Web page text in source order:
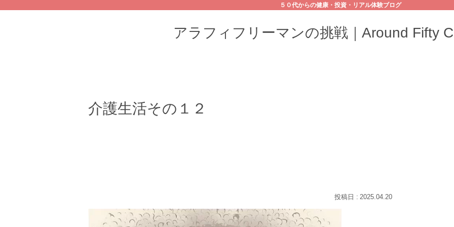
５０代からの健康・投資・リアル体験ブログ
アラフィフリーマンの挑戦｜Around Fifty
介護生活その１２
2025.04.20